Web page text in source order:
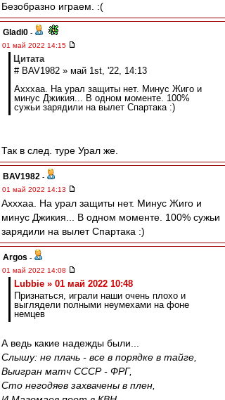
Безобразно играем. :(
Gladi0 -
01 май 2022 14:15
Цитата
# BAV1982 » май 1st, '22, 14:13
Ахххаа. На урал защиты нет. Минус Жиго и
минус Джикия... В одном моменте. 100%
сужьи зарядили на вылет Спартака :)
Так в след. туре Урал же.
BAV1982 -
01 май 2022 14:13
Ахххаа. На урал защиты нет. Минус Жиго и
минус Джикия... В одном моменте. 100% сужьи
зарядили на вылет Спартака :)
Argos -
01 май 2022 14:08
Lubbie » 01 май 2022 10:48
Признаться, играли наши очень плохо и
выглядели полными неумехами на фоне
немцев
А ведь какие надежды были...
Слышу: не плачь - все в порядке в тайге,
Выигран матч СССР - ФРГ,
Сто негодяев захвачены в плен,